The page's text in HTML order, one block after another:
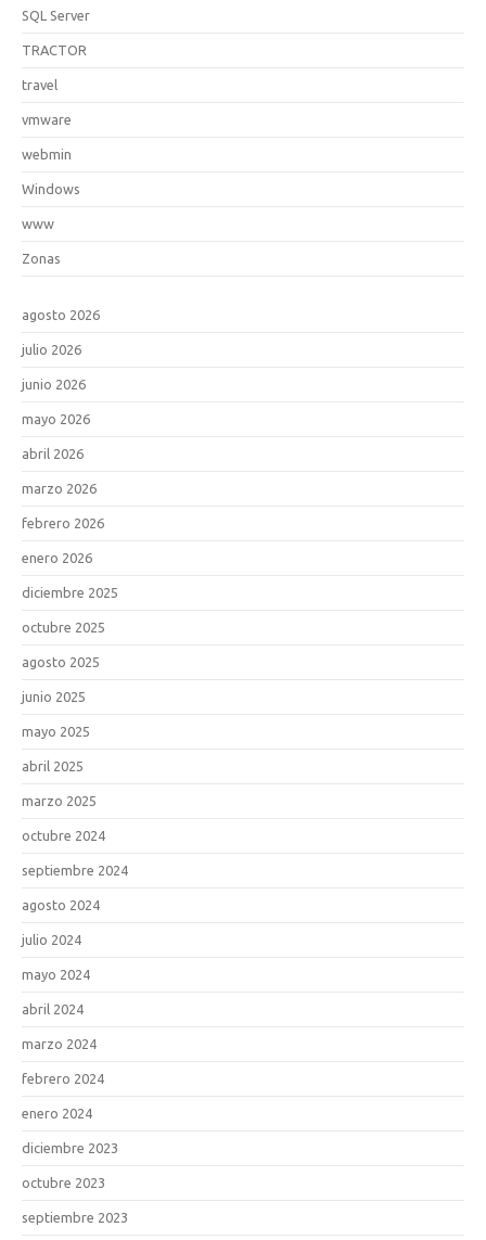
SQL Server
TRACTOR
travel
vmware
webmin
Windows
www
Zonas
agosto 2026
julio 2026
junio 2026
mayo 2026
abril 2026
marzo 2026
febrero 2026
enero 2026
diciembre 2025
octubre 2025
agosto 2025
junio 2025
mayo 2025
abril 2025
marzo 2025
octubre 2024
septiembre 2024
agosto 2024
julio 2024
mayo 2024
abril 2024
marzo 2024
febrero 2024
enero 2024
diciembre 2023
octubre 2023
septiembre 2023